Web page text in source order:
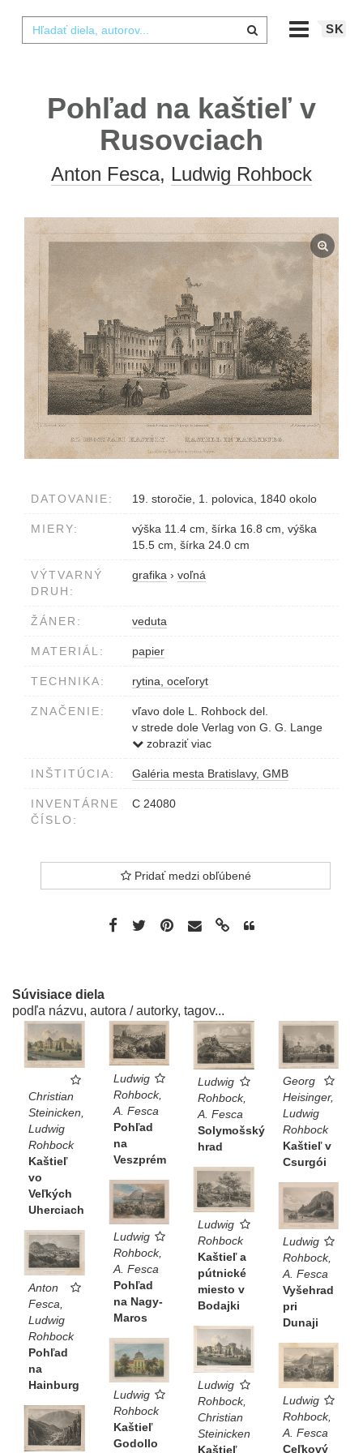
SK
Pohľad na kaštieľ v
Rusovciach
Anton Fesca, Ludwig Rohbock
DATOVANIE: 19. storočie, 1. polovica, 1840 okolo
MIERY:
výška 11.4 cm, šírka 16.8 cm, výška
15.5 cm, šírka 24.0 cm
VÝTVARNÝ
DRUH:
grafika › voľná
ŽÁNER: veduta
MATERIÁL: papier
TECHNIKA: rytina, oceľoryt
ZNAČENIE:
vľavo dole L. Rohbock del.
v strede dole Verlag von G. G. Lange
in Darmstadt
dole AZ OROSZVÁRI KASTÉLY /
Stolp bizományában Pesten
zobraziť viac
INŠTITÚCIA: Galéria mesta Bratislavy, GMB
INVENTÁRNE
ČÍSLO:
C 24080
Pridať medzi obľúbené
Súvisiace diela
podľa názvu, autora / autorky, tagov...
Christian
Steinicken,
Ludwig
Rohbock
Kaštieľ
vo
Veľkých
Uherciach
Ludwig
Rohbock,
A. Fesca
Pohľad
na
Veszprém
Ludwig
Rohbock,
A. Fesca
Solymošský
hrad
Georg
Heisinger,
Ludwig
Rohbock
Kaštieľ v
Csurgói
Ludwig
Rohbock
Kaštieľ a
pútnické
miesto v
Bodajki
Ludwig
Rohbock,
A. Fesca
Pohľad
na Nagy-
Maros
Ludwig
Rohbock,
A. Fesca
Vyšehrad
pri
Dunaji
Anton
Fesca,
Ludwig
Rohbock
Pohľad
na
Hainburg
Ludwig
Rohbock,
Christian
Steinicken
Kaštieľ
Ludwig
Rohbock
Kaštieľ
Godollo
Ludwig
Rohbock,
A. Fesca
Ceľkový